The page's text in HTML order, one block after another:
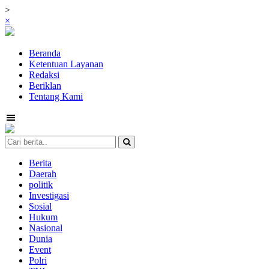
>
×
Beranda
Ketentuan Layanan
Redaksi
Beriklan
Tentang Kami
Berita
Daerah
politik
Investigasi
Sosial
Hukum
Nasional
Dunia
Event
Polri